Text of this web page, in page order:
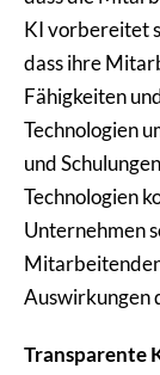
KI vorbereitet
dass ihre
Fähigkeiten
Technologien
und
Technologien
Unternehmen
Auswirkungen
Transparente